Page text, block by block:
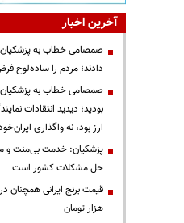
آخرین اخبار
صمصامی خطاب به
دادند؛ مردم را ساده‌لوح
صمصامی خطاب به
بودید؛ دیدید انتقادات
ارز بود، نه واگذاری
پزشکیان: خدمت بی‌منت و
حل مشکلات کشور است
هزار تومان